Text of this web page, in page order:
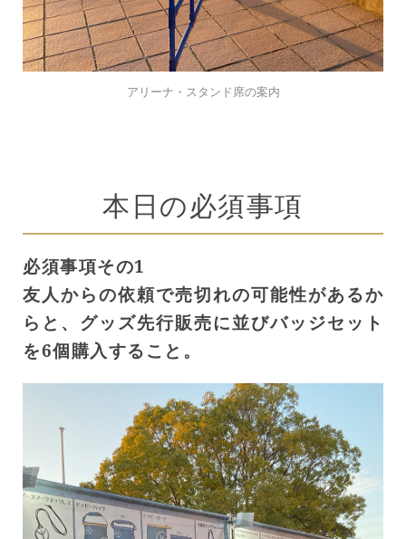
アリーナ・スタンド席の案内
本日の必須事項
必須事項その1
友人からの依頼で売切れの可能性があるか
らと、グッズ先行販売に並びバッジセット
を6個購入すること。